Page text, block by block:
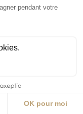
les
d'entreprise,
vos relevés
dérogation.